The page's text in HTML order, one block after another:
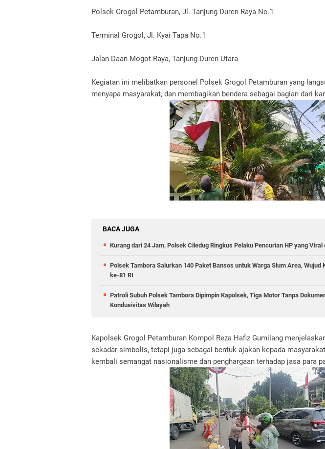
Polsek Grogol Petamburan, Jl. Tanjung Duren Raya No.1
Terminal Grogol, Jl. Kyai Tapa No.1
Jalan Daan Mogot Raya, Tanjung Duren Utara
Kegiatan ini melibatkan personel Polsek Grogol Petamburan yang
menyapa masyarakat, dan membagikan bendera sebagai bagian dari
BACA JUGA
Kurang dari 24 Jam, Polsek Ciledug Ringkus Pelaku Pencurian HP yang Viral
Polsek Tambora Salurkan 140 Paket Bansos untuk Warga Slum Area, Wujud
ke-81 RI
Patroli Subuh Polsek Tambora Dipimpin Kapolsek, Tiga Motor Tanpa
Kondusivitas Wilayah
Kapolsek Grogol Petamburan Kompol Reza Hafiz Gumilang
sekadar simbolis, tetapi juga sebagai bentuk ajakan kepada
kembali semangat nasionalisme dan penghargaan terhadap jasa para